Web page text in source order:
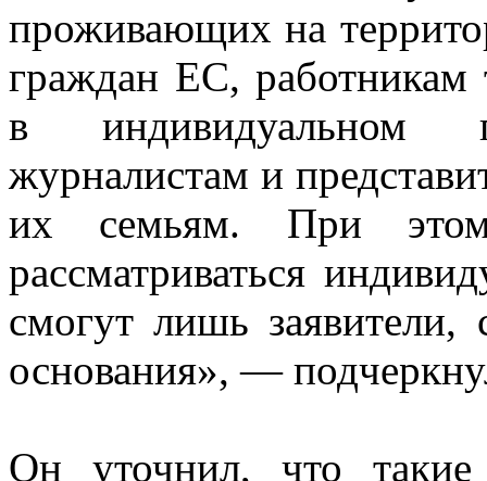
проживающих на
граждан ЕС, работникам
в индивидуальном
журналистам и
их семьям. При
рассматриваться
смогут лишь заявители,
основания», —
Он уточнил, что